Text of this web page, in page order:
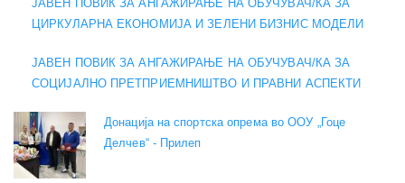
ЈАВЕН ПОВИК ЗА АНГАЖИРАЊЕ НА ОБУЧУВАЧ/КА ЗА
ЦИРКУЛАРНА ЕКОНОМИЈА И ЗЕЛЕНИ БИЗНИС МОДЕЛИ
ЈАВЕН ПОВИК ЗА АНГАЖИРАЊЕ НА ОБУЧУВАЧ/КА ЗА
СОЦИЈАЛНО ПРЕТПРИЕМНИШТВО И ПРАВНИ АСПЕКТИ
Донација на спортска опрема во ООУ „Гоце
Делчев“ - Прилеп